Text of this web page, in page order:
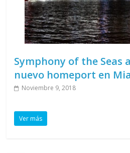
Symphony of the Seas
nuevo homeport en
Noviembre 9, 2018
Ver más